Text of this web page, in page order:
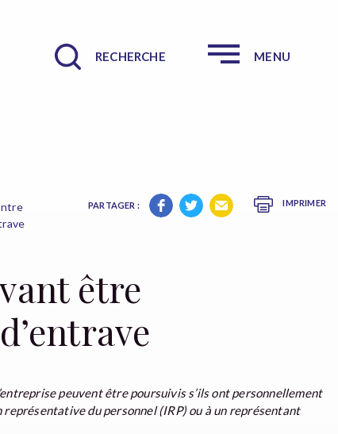
RECHERCHE MENU
PARTAGER : IMPRIMER
être
peuvent être poursuivis s’ils ont personnellement
du personnel (IRP) ou à un représentant